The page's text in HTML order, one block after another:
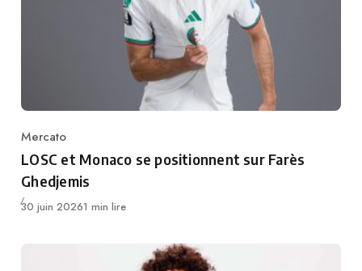
Category
Mercato
LOSC et Monaco se positionnent sur Farès
Ghedjemis
Publié
30 juin 20261 min lire